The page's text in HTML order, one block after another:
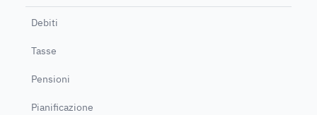
Debiti
Tasse
Pensioni
Pianificazione